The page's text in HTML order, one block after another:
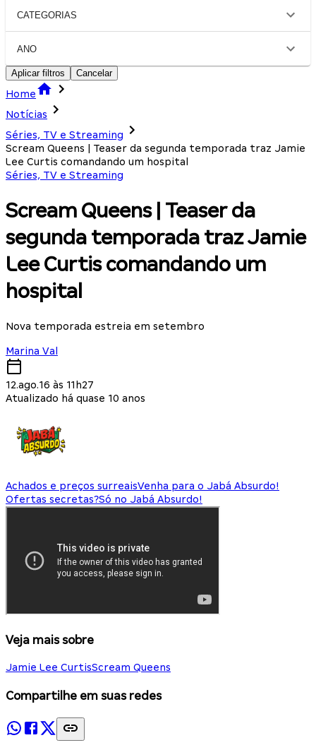
CATEGORIAS
ANO
Aplicar filtros Cancelar
Home
Notícias
Séries, TV e Streaming
Scream Queens | Teaser da segunda temporada traz Jamie
Lee Curtis comandando um hospital
Séries, TV e Streaming
Scream Queens | Teaser da
segunda temporada traz Jamie
Lee Curtis comandando um
hospital
Nova temporada estreia em setembro
Marina Val
12.ago.16 às 11h27
Atualizado há quase 10 anos
Achados e preços surreaisVenha para o Jabá Absurdo!
Ofertas secretas?Só no Jabá Absurdo!
Veja mais sobre
Jamie Lee CurtisScream Queens
Compartilhe em suas redes